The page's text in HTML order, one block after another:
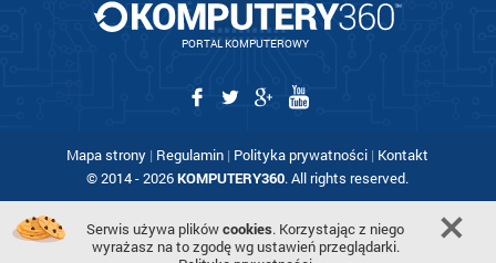
PORTAL KOMPUTEROWY
Mapa strony | Regulamin | Polityka prywatności | Kontakt
© 2014 - 2026KOMPUTERY360. All rights reserved.
Serwis używa plikówcookies. Korzystając z niego
wyrażasz na to zgodę wg ustawień przeglądarki.